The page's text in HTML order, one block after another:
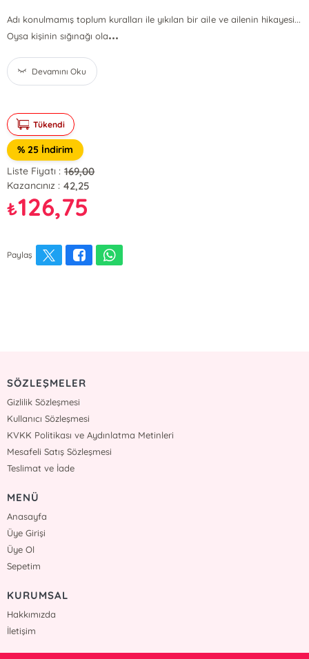
Adı konulmamış toplum kuralları ile yıkılan bir aile ve ailenin hikayesi...
Oysa kişinin sığınağı ola...
Devamını Oku
Tükendi
% 25 İndirim
Liste Fiyatı : 169,00
Kazancınız : 42,25
₺126,75
Paylaş
SÖZLEŞMELER
Gizlilik Sözleşmesi
Kullanıcı Sözleşmesi
KVKK Politikası ve Aydınlatma Metinleri
Mesafeli Satış Sözleşmesi
Teslimat ve İade
MENÜ
Anasayfa
Üye Girişi
Üye Ol
Sepetim
KURUMSAL
Hakkımızda
İletişim